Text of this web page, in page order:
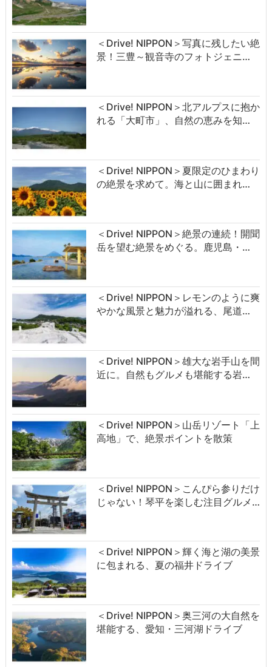
＜Drive! NIPPON＞写真に残したい絶
景！三豊～観音寺のフォトジェニ…
＜Drive! NIPPON＞北アルプスに抱か
れる「大町市」、自然の恵みを知…
＜Drive! NIPPON＞夏限定のひまわり
の絶景を求めて。海と山に囲まれ…
＜Drive! NIPPON＞絶景の連続！開聞
岳を望む絶景をめぐる。鹿児島・…
＜Drive! NIPPON＞レモンのように爽
やかな風景と魅力が溢れる、尾道…
＜Drive! NIPPON＞雄大な岩手山を間
近に。自然もグルメも堪能する岩…
＜Drive! NIPPON＞山岳リゾート「上
高地」で、絶景ポイントを散策
＜Drive! NIPPON＞こんぴら参りだけ
じゃない！琴平を楽しむ注目グルメ…
＜Drive! NIPPON＞輝く海と湖の美景
に包まれる、夏の福井ドライブ
＜Drive! NIPPON＞奥三河の大自然を
堪能する、愛知・三河湖ドライブ